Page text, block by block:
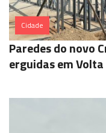
Cidade
Paredes do novo
erguidas em